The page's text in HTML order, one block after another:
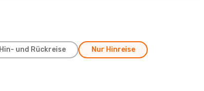
Hin- und Rückreise Nur Hinreise